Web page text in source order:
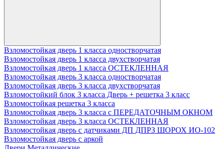
Взломостойкая дверь 1 класса одностворчатая
Взломостойкая дверь 1 класса двухстворчатая
Взломостойкая дверь 1 класса ОСТЕКЛЕННАЯ
Взломостойкая дверь 3 класса одностворчатая
Взломостойкая дверь 3 класса двухстворчатая
Взломостойкий блок 3 класса Дверь + решетка 3 класс
Взломостойкая решетка 3 класса
Взломостойкая дверь 3 класса с ПЕРЕДАТОЧНЫМ ОКНОМ
Взломостойкая дверь 3 класса ОСТЕКЛЕННАЯ
Взломостойкая дверь с датчиками ДП ДПРЗ ШОРОХ ИО-102
Взломостойкая дверь с аркой